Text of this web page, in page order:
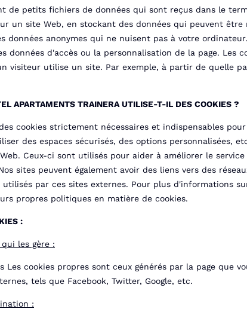
de petits fichiers de données qui sont reçus dans le
un site Web, en stockant des données qui peuvent
données anonymes qui ne nuisent pas à votre
données d'accès ou la personnalisation de la page.
visiteur utilise un site. Par exemple, à partir de quelle
APARTAMENTS TRAINERA UTILISE-T-IL DES COOKIES ?
cookies strictement nécessaires et indispensables
des espaces sécurisés, des options personnalisées,
Ceux-ci sont utilisés pour aider à améliorer le
sites peuvent également avoir des liens vers des
utilisés par ces sites externes. Pour plus d'informations
propres politiques en matière de cookies.
:
les gère :
Les cookies propres sont ceux générés par la page que
tels que Facebook, Twitter, Google, etc.
: